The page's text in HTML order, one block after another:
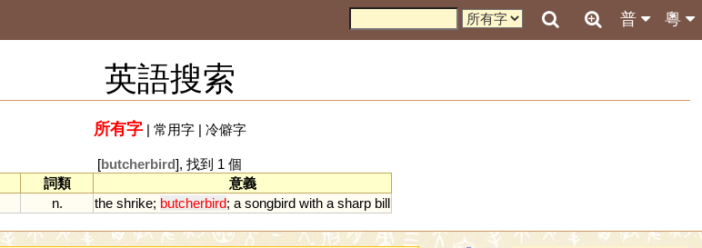
粵
普
英語搜索
所有字| 常用字| 冷僻字
[butcherbird], 找到 1 個
詞類
意義
n. the shrike; butcherbird; a songbird with a sharp bill